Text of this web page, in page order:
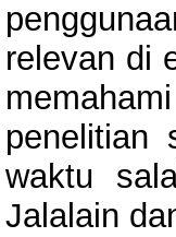
relevan di
penelitian
waktu
Jalalain